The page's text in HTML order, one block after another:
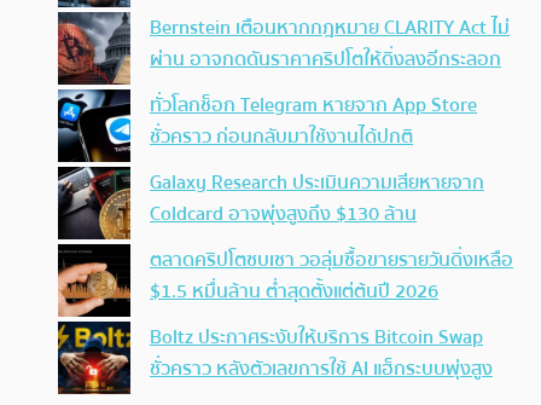
Bernstein เตือนหากกฎหมาย CLARITY Act ไม่
ผ่าน อาจกดดันราคาคริปโตให้ดิ่งลงอีกระลอก
ทั่วโลกช็อก Telegram หายจาก App Store
ชั่วคราว ก่อนกลับมาใช้งานได้ปกติ
Galaxy Research ประเมินความเสียหายจาก
Coldcard อาจพุ่งสูงถึง $130 ล้าน
ตลาดคริปโตซบเซา วอลุ่มซื้อขายรายวันดิ่งเหลือ
$1.5 หมื่นล้าน ต่ำสุดตั้งแต่ต้นปี 2026
Boltz ประกาศระงับให้บริการ Bitcoin Swap
ชั่วคราว หลังตัวเลขการใช้ AI แฮ็กระบบพุ่งสูง